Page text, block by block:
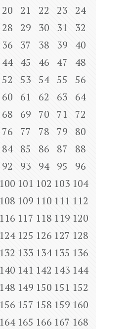
20 21 22 23
24
28 29 30 31
32
36 37 38 39
40
44 45 46 47
48
52 53 54 55
56
60 61 62 63
64
68 69 70 71
72
76 77 78 79
80
84 85 86 87
88
92 93 94 95
96
100 101 102 103 104
108 109 110 111 112
116 117 118 119 120
124 125 126 127 128
132 133 134 135 136
140 141 142 143 144
148 149 150 151 152
156 157 158 159 160
164 165 166 167 168